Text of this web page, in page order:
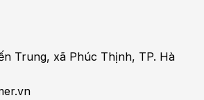
Trung, xã Phúc Thịnh, TP. Hà